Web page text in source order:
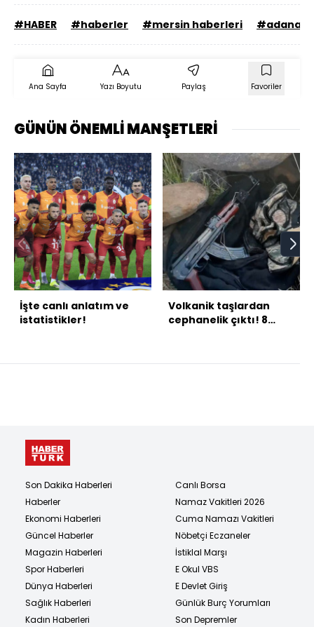
#HABER #haberler #mersin haberleri #adana
Ana Sayfa Yazı Boyutu Paylaş Favoriler
GÜNÜN ÖNEMLİ MANŞETLERİ
İşte canlı anlatım ve
istatistikler!
Volkanik taşlardan
cephanelik çıktı! 8
Son Dakika Haberleri
Haberler
Ekonomi Haberleri
Güncel Haberler
Magazin Haberleri
Spor Haberleri
Dünya Haberleri
Sağlık Haberleri
Kadın Haberleri
Canlı Borsa
Namaz Vakitleri 2026
Cuma Namazı Vakitleri
Nöbetçi Eczaneler
İstiklal Marşı
E Okul VBS
E Devlet Giriş
Günlük Burç Yorumları
Son Depremler